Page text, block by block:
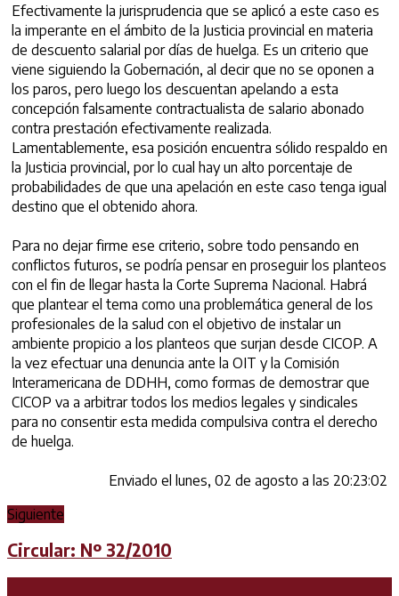
Efectivamente la jurisprudencia que se aplicó a este caso es
la imperante en el ámbito de la Justicia provincial en materia
de descuento salarial por días de huelga. Es un criterio que
viene siguiendo la Gobernación, al decir que no se oponen a
los paros, pero luego los descuentan apelando a esta
concepción falsamente contractualista de salario abonado
contra prestación efectivamente realizada.
Lamentablemente, esa posición encuentra sólido respaldo en
la Justicia provincial, por lo cual hay un alto porcentaje de
probabilidades de que una apelación en este caso tenga igual
destino que el obtenido ahora.
Para no dejar firme ese criterio, sobre todo pensando en
conflictos futuros, se podría pensar en proseguir los planteos
con el fin de llegar hasta la Corte Suprema Nacional. Habrá
que plantear el tema como una problemática general de los
profesionales de la salud con el objetivo de instalar un
ambiente propicio a los planteos que surjan desde CICOP. A
la vez efectuar una denuncia ante la OIT y la Comisión
Interamericana de DDHH, como formas de demostrar que
CICOP va a arbitrar todos los medios legales y sindicales
para no consentir esta medida compulsiva contra el derecho
de huelga.
Enviado el lunes, 02 de agosto a las 20:23:02
Siguiente
Circular: Nº 32/2010